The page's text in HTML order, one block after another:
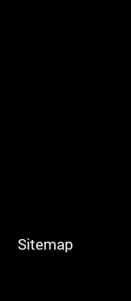
Sitemap